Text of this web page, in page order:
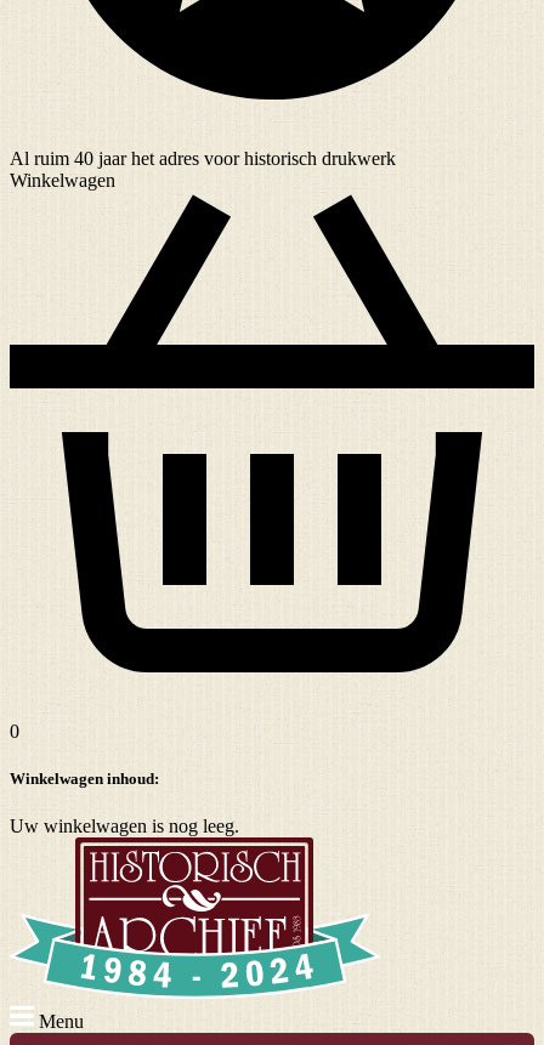
Al ruim 40 jaarhet adres voor historisch drukwerk
Winkelwagen
0
Winkelwagen inhoud:
Uw winkelwagen is nog leeg.
Menu